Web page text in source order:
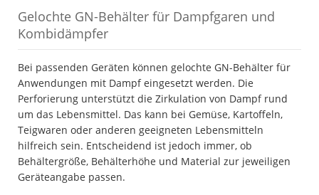
Gelochte GN-Behälter für Dampfgaren und
Kombidämpfer
Bei passenden Geräten können gelochte GN-Behälter für
Anwendungen mit Dampf eingesetzt werden. Die
Perforierung unterstützt die Zirkulation von Dampf rund
um das Lebensmittel. Das kann bei Gemüse, Kartoffeln,
Teigwaren oder anderen geeigneten Lebensmitteln
hilfreich sein. Entscheidend ist jedoch immer, ob
Behältergröße, Behälterhöhe und Material zur jeweiligen
Geräteangabe passen.